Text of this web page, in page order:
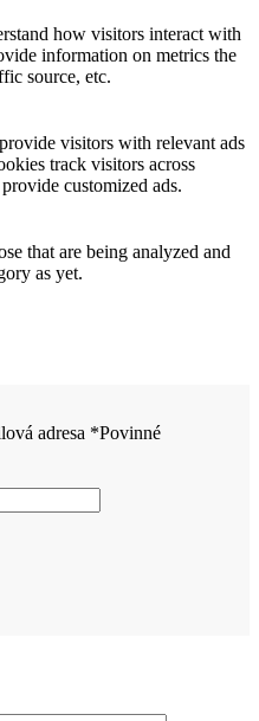
how visitors interact with
information on metrics the
source, etc.
visitors with relevant ads
track visitors across
customized ads.
that are being analyzed and
as yet.
adresa *Povinné